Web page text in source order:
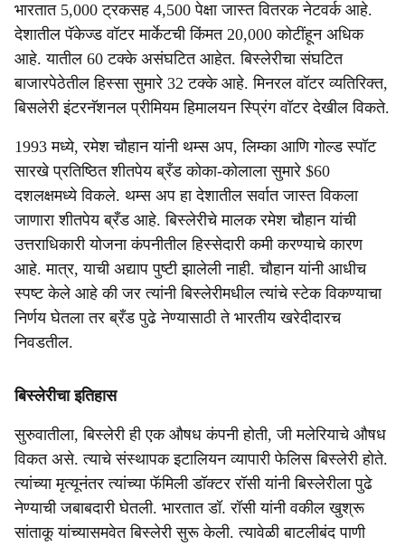
भारतात 5,000 ट्रकसह 4,500 पेक्षा जास्त वितरक नेटवर्क आहे.
देशातील पॅकेज्ड वॉटर मार्केटची किंमत 20,000 कोटींहून अधिक
आहे. यातील 60 टक्के असंघटित आहेत. बिस्लेरीचा संघटित
बाजारपेठेतील हिस्सा सुमारे 32 टक्के आहे. मिनरल वॉटर व्यतिरिक्त,
बिसलेरी इंटरनॅशनल प्रीमियम हिमालयन स्प्रिंग वॉटर देखील विकते.
1993 मध्ये, रमेश चौहान यांनी थम्स अप, लिम्का आणि गोल्ड स्पॉट
सारखे प्रतिष्ठित शीतपेय ब्रँड कोका-कोलाला सुमारे $60
दशलक्षमध्ये विकले. थम्स अप हा देशातील सर्वात जास्त विकला
जाणारा शीतपेय ब्रँड आहे. बिस्लेरीचे मालक रमेश चौहान यांची
उत्तराधिकारी योजना कंपनीतील हिस्सेदारी कमी करण्याचे कारण
आहे. मात्र, याची अद्याप पुष्टी झालेली नाही. चौहान यांनी आधीच
स्पष्ट केले आहे की जर त्यांनी बिस्लेरीमधील त्यांचे स्टेक विकण्याचा
निर्णय घेतला तर ब्रँड पुढे नेण्यासाठी ते भारतीय खरेदीदारच
निवडतील.
बिस्लेरीचा इतिहास
सुरुवातीला, बिस्लेरी ही एक औषध कंपनी होती, जी मलेरियाचे औषध
विकत असे. त्याचे संस्थापक इटालियन व्यापारी फेलिस बिस्लेरी होते.
त्यांच्या मृत्यूनंतर त्यांच्या फॅमिली डॉक्टर रॉसी यांनी बिस्लेरीला पुढे
नेण्याची जबाबदारी घेतली. भारतात डॉ. रॉसी यांनी वकील खुश्रू
सांताकू यांच्यासमवेत बिस्लेरी सुरू केली. त्यावेळी बाटलीबंद पाणी